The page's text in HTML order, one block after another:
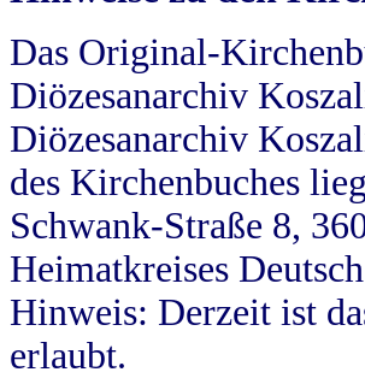
Das Original-
Diözesanarchiv
Diözesanarchiv
des Kirchenbuches
Schwank-Straße 8,
Heimatkreises
Hinweis: Derzeit ist
erlaubt.